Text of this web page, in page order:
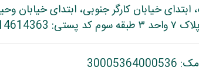
ابتدای خیابان کارگر جنوبی، ابتدای خیابان